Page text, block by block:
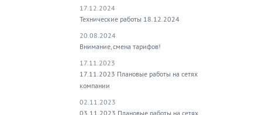
17.12.2024
Технические работы 18.12.2024
20.08.2024
Внимание, смена тарифов!
17.11.2023
17.11.2023 Плановые работы на сетях
компании
02.11.2023
03.11.2023 Плановые работы на сетях